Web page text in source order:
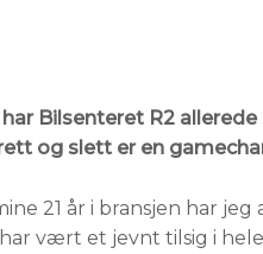
Bilsenteret R2
og slett er en
21 år i bransjen har
vært et jevnt tilsig i